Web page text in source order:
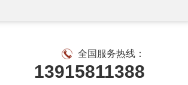
全国服务热线：
13915811388